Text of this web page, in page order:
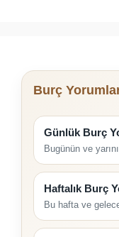
Burç
Günlük Burç
Bugünün ve
Haftalık Burç
Bu hafta ve